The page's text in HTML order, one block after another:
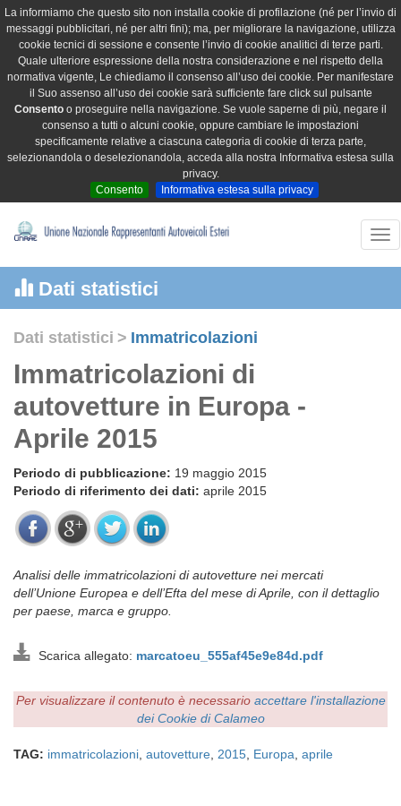
La informiamo che questo sito non installa cookie di profilazione (né per l’invio di
messaggi pubblicitari, né per altri fini); ma, per migliorare la navigazione, utilizza
cookie tecnici di sessione e consente l’invio di cookie analitici di terze parti.
Quale ulteriore espressione della nostra considerazione e nel rispetto della
normativa vigente, Le chiediamo il consenso all’uso dei cookie. Per manifestare
il Suo assenso all’uso dei cookie sarà sufficiente fare click sul pulsante
Consento o proseguire nella navigazione. Se vuole saperne di più, negare il
consenso a tutti o alcuni cookie, oppure cambiare le impostazioni
specificamente relative a ciascuna categoria di cookie di terza parte,
selezionandola o deselezionandola, acceda alla nostra Informativa estesa sulla
privacy.
Consento
Informativa estesa sulla privacy
Dati statistici
Dati statistici > Immatricolazioni
Immatricolazioni di
autovetture in Europa -
Aprile 2015
Periodo di pubblicazione: 19 maggio 2015
Periodo di riferimento dei dati: aprile 2015
Analisi delle immatricolazioni di autovetture nei mercati
dell’Unione Europea e dell’Efta del mese di Aprile, con il dettaglio
per paese, marca e gruppo.
Scarica allegato: marcatoeu_555af45e9e84d.pdf
Per visualizzare il contenuto è necessario accettare l'installazione
dei Cookie di Calameo
TAG: immatricolazioni autovetture 2015 Europa aprile